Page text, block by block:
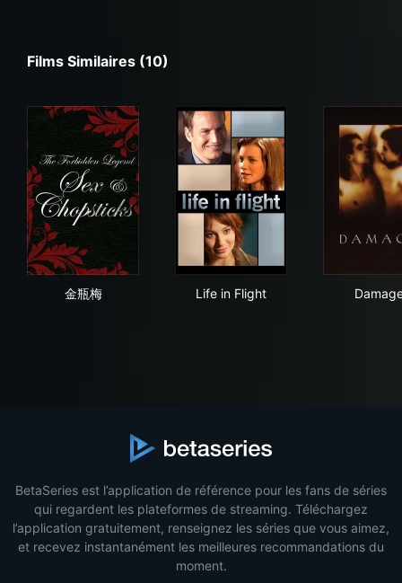
Films Similaires (10)
金瓶梅 Life in Flight
BetaSeries est l’application de référence pour les fans de séries
qui regardent les plateformes de streaming. Téléchargez
l’application gratuitement, renseignez les séries que vous aimez,
et recevez instantanément les meilleures recommandations du
moment.